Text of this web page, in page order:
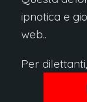
ipnotica e
web..
Per